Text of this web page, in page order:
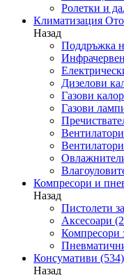
Ролетки и
Климатизация
Назад
Поддръжка
Дизелови
Газови
Газови
Вентилатори
Компресори и
Назад
Пистолети
Аксесоари
Компресори
Консумативи (534)
Назад